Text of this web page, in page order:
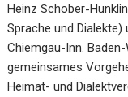
Heinz Schober-
Sprache und
Chiemgau-Inn.
gemeinsames
Heimat- und